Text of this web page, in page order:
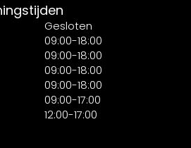
Gesloten
09:00-18:00
09:00-18:00
09:00-18:00
09:00-18:00
09:00-17:00
12:00-17:00